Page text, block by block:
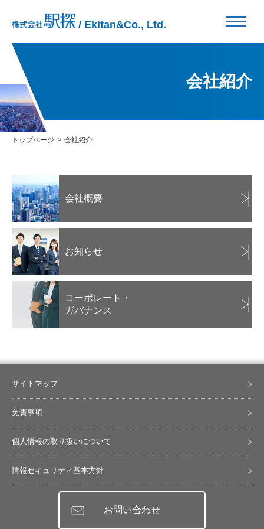
/ Ekitan&Co., Ltd.
会社紹介
トップページ 会社紹介
会社概要
お知らせ
コーポレート・
ガバナンス
サイトマップ
免責事項
個人情報の取り扱いについて
情報セキュリティ基本方針
お問い合わせ